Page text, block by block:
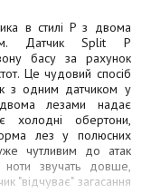
в стилі P з двома
Датчик Split P
басу за рахунок
Це чудовий спосіб
з одним датчиком у
лезами надає
холодні обертони,
лез у полюсних
чутливим до атак
ноти звучать довше,
"відчуває" загасання